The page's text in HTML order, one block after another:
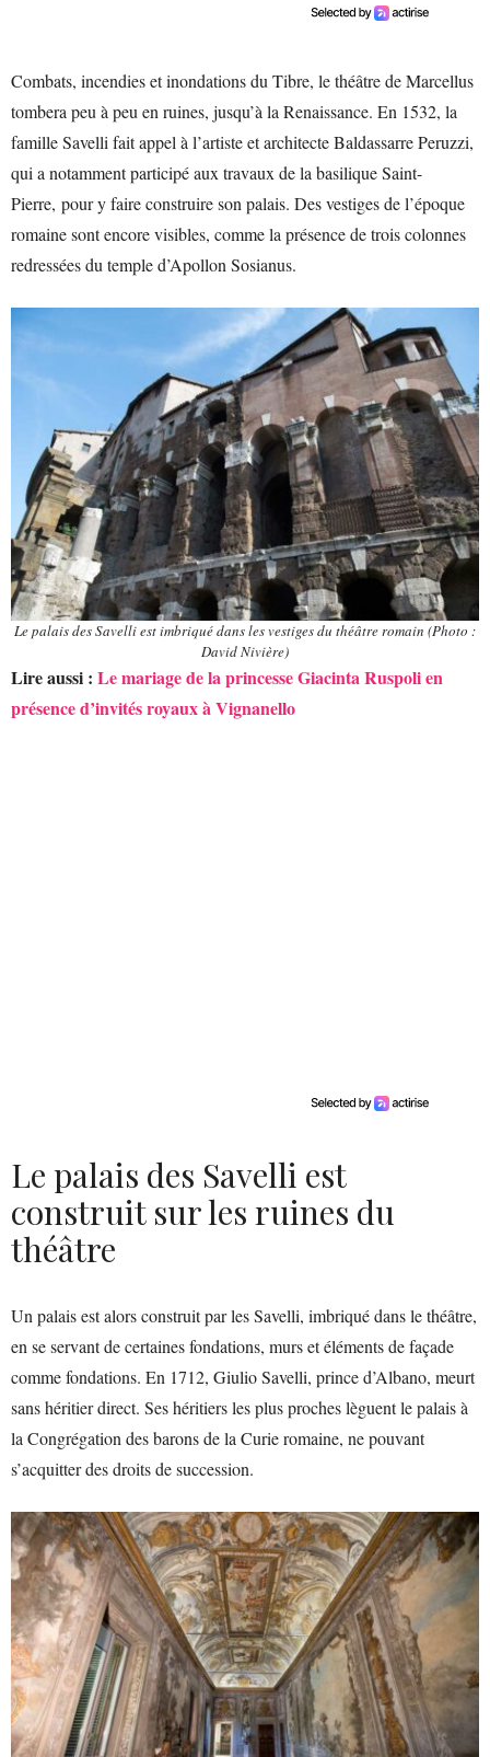
Combats, incendies et inondations du Tibre, le théâtre de Marcellus
tombera peu à peu en ruines, jusqu’à la Renaissance. En 1532, la
famille Savelli fait appel à l’artiste et architecte Baldassarre Peruzzi,
qui a notamment participé aux travaux de la basilique Saint-
Pierre, pour y faire construire son palais. Des vestiges de l’époque
romaine sont encore visibles, comme la présence de trois colonnes
redressées du temple d’Apollon Sosianus.
Le palais des Savelli est imbriqué dans les vestiges du théâtre romain (Photo :
David Nivière)
Lire aussi : Le mariage de la princesse Giacinta Ruspoli en
présence d’invités royaux à Vignanello
Le palais des Savelli est
construit sur les ruines du
théâtre
Un palais est alors construit par les Savelli, imbriqué dans le théâtre,
en se servant de certaines fondations, murs et éléments de façade
comme fondations. En 1712, Giulio Savelli, prince d’Albano, meurt
sans héritier direct. Ses héritiers les plus proches lèguent le palais à
la Congrégation des barons de la Curie romaine, ne pouvant
s’acquitter des droits de succession.